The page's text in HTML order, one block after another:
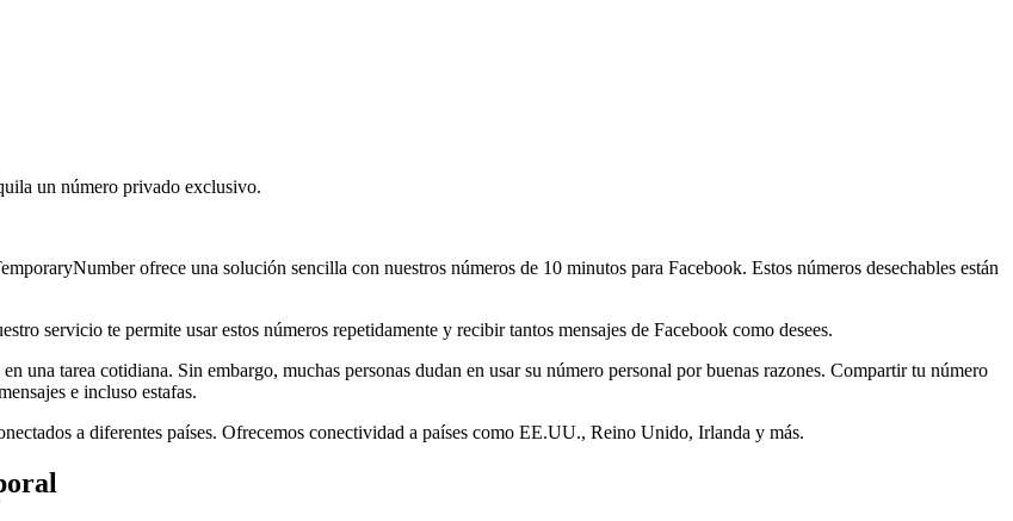
un número privado exclusivo.
ofrece una solución sencilla con nuestros números de 10 minutos para Facebook. Estos números desechables están
servicio te permite usar estos números repetidamente y recibir tantos mensajes de Facebook como desees.
una tarea cotidiana. Sin embargo, muchas personas dudan en usar su número personal por buenas razones. Compartir tu número
e incluso estafas.
a diferentes países. Ofrecemos conectividad a países como EE.UU., Reino Unido, Irlanda y más.